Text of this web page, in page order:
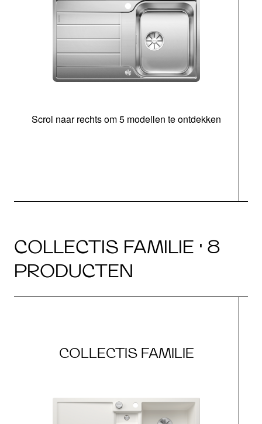
Scrol naar rechts om 5 modellen te ontdekken
COLLECTIS FAMILIE · 8
PRODUCTEN
COLLECTIS FAMILIE